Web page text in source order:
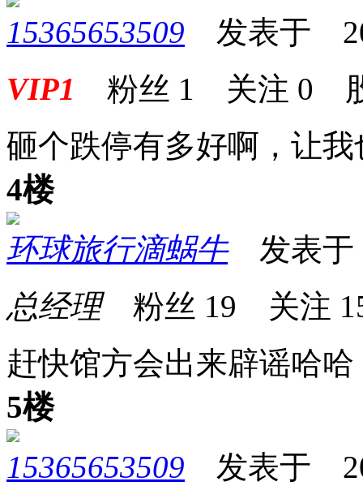
15365653509 发表于
VIP1 粉丝 1 关注 0
砸个跌停有多好啊，让
4楼
环球旅行滴蜗牛发表于
总经理粉丝 19 关注
赶快馆方会出来辟谣哈哈
5楼
15365653509 发表于